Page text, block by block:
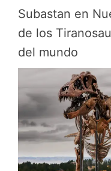
Subastan en
de los
del mundo